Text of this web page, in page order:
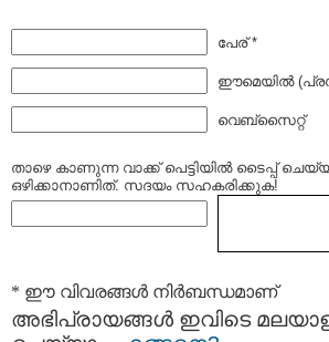
പേര് *
ഈമെയില്‍
വെബ്സൈറ്റ്
താഴെ കാണുന്ന വാക്ക് പെട്ടിയില്‍ ടൈപ്പ്‌
ഒഴിക്കാനാണിത്. സദയം സഹകരിക്കുക!
* ഈ വിവരങ്ങള്‍ നിര്‍ബന്ധമാണ്
അഭിപ്രായങ്ങള്‍ ഇവിടെ